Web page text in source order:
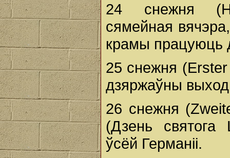
24 снежня
сямейная
крамы працуюць
25 снежня
дзяржаўны
26 снежня
(Дзень
ўсёй Германіі.